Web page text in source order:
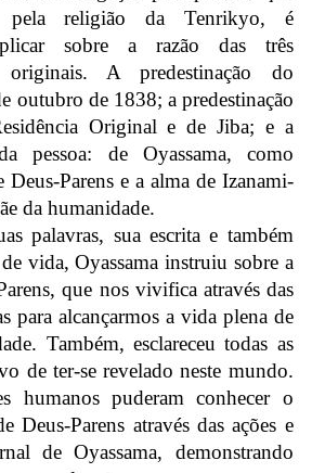
pela religião da Tenrikyo, é
sobre a razão das três
originais. A predestinação do
outubro de 1838; a predestinação
Original e de Jiba; e a
pessoa: de Oyassama, como
Parens e a alma de Izanami-
da humanidade.
palavras, sua escrita e também
vida, Oyassama instruiu sobre a
que nos vivifica através das
para alcançarmos a vida plena de
Também, esclareceu todas as
de ter-se revelado neste mundo.
humanos puderam conhecer o
Deus-Parens através das ações e
de Oyassama, demonstrando